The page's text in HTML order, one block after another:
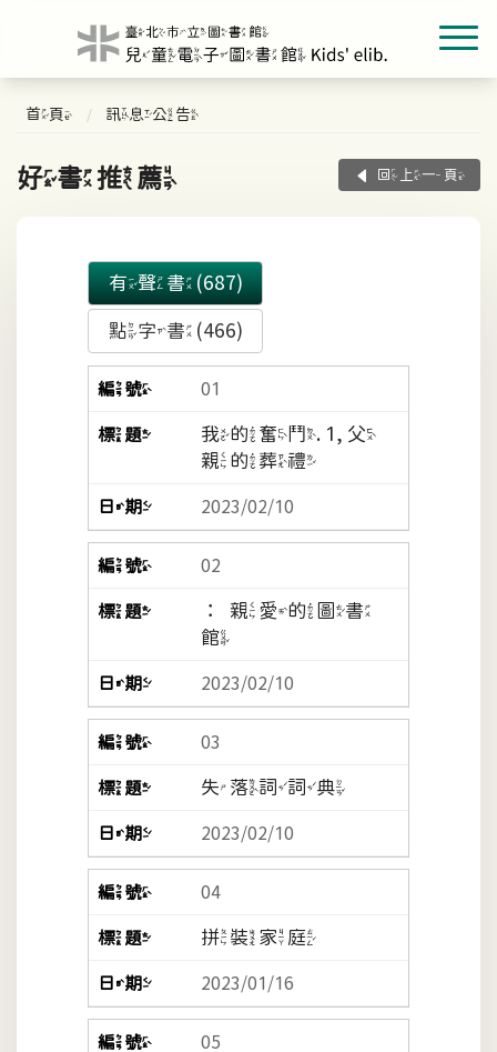
首頁 訊息公告
好書推薦 回上一頁
有聲書(687)
點字書(466)
01
我的奮鬥. 1, 父
親的葬禮
2023/02/10
02
：親愛的圖書
館
2023/02/10
03
失落詞詞典
2023/02/10
04
拼裝家庭
2023/01/16
05